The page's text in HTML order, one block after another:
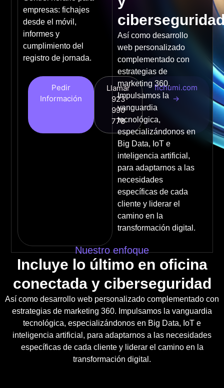
empresas: fichajes
desde el móvil,
informes y
cumplimiento del
registro de jornada.
Pedir
Información
Llamar
923
990
778
fichumi.com
→
Así como desarrollo
web personalizado
complementado con
estrategias de
marketing 360.
Impulsamos la
vanguardia
tecnológica,
especializándonos en
Big Data, IoT e
inteligencia artificial,
para adaptarnos a las
necesidades
específicas de cada
cliente y liderar el
camino en la
transformación digital.
Nuestro enfoque
Incluye lo último en oficina
conectada y ciberseguridad
Así como desarrollo web personalizado complementado con
estrategias de marketing 360. Impulsamos la vanguardia
tecnológica, especializándonos en Big Data, IoT e
inteligencia artificial, para adaptarnos a las necesidades
específicas de cada cliente y liderar el camino en la
transformación digital.